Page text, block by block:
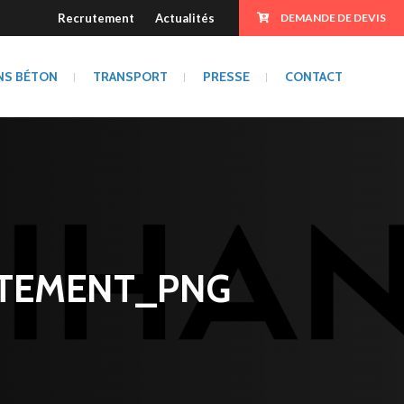
Recrutement Actualités DEMANDE DE DEVIS
BÉTON TRANSPORT PRESSE CONTACT